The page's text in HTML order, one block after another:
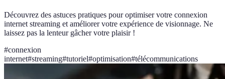
Découvrez des astuces pratiques pour optimiser votre connexion
internet streaming et améliorer votre expérience de visionnage. Ne
laissez pas la lenteur gâcher votre plaisir !
#connexion
internet#streaming#tutoriel#optimisation#télécommunications